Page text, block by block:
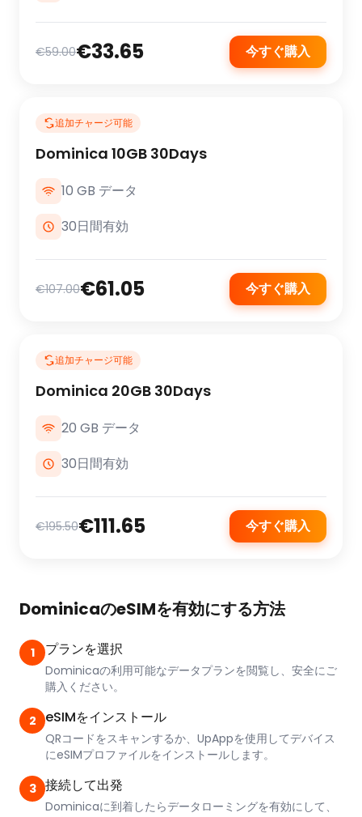
€59.00€33.65 今すぐ購入
追加チャージ可能
Dominica 10GB 30Days
10 GB データ
30日間有効
€107.00€61.05 今すぐ購入
追加チャージ可能
Dominica 20GB 30Days
20 GB データ
30日間有効
€195.50€111.65 今すぐ購入
DominicaのeSIMを有効にする方法
1 プランを選択
Dominicaの利用可能なデータプランを閲覧し、安全にご
購入ください。
2 eSIMをインストール
QRコードをスキャンするか、UpAppを使用してデバイス
にeSIMプロファイルをインストールします。
3 接続して出発
Dominicaに到着したらデータローミングを有効にして、